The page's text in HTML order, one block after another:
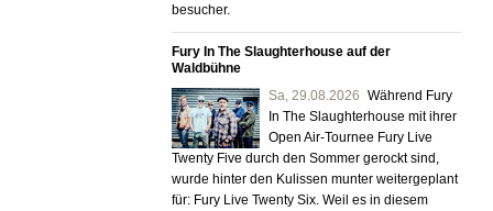
besucher.
Fury In The Slaughterhouse auf der
Waldbühne
Sa, 29.08.2026 Während Fury
In The Slaughterhouse mit ihrer
Open Air-Tournee Fury Live
Twenty Five durch den Sommer gerockt sind,
wurde hinter den Kulissen munter weitergeplant
für: Fury Live Twenty Six. Weil es in diesem